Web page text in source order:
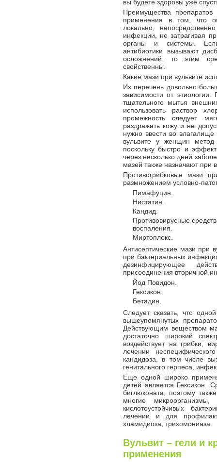
вы будете здоровы уже
Преимущества препаратов
применения в том, что
локально,
инфекции, не затрагивая
органы и системы.
антибиотики вызывают
осложнений, то этим
свойственны.
Какие мази при вульвите
Их перечень довольно
зависимости от
тщательного мытья
использовать раствор
промежность следует
раздражать кожу и не
нужно ввести во
вульвите у женщин метод
поскольку быстро и
через несколько дней
мазей также назначают при
Противогрибковые мази
размножением условно-
Пимафуцин.
Нистатин.
Кандид.
Противовирусные
воспаления.
Миртоплекс.
Антисептические мази при
при бактериальных
дезинфицирующее
присоединения вторичной
Йод Повидон.
Гексикон.
Бетадин.
Следует сказать, что
вышеупомянутых
Действующим веществом
достаточно широкий
воздействует на грибки,
лечении
кандидоза, в том числе
генитального герпеса,
Еще одной широко
детей является Гексикон.
биглюконата, поэтому
многие
кислотоустойчивых
лечении и для
хламидиоза, трихомониаза.
Вульвит – гели и
применения